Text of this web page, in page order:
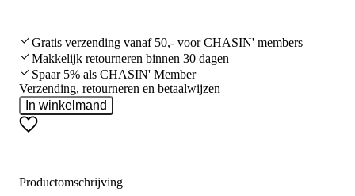
Gratis verzending vanaf 50,- voor CHASIN' members
Makkelijk retourneren binnen 30 dagen
Spaar 5% als CHASIN' Member
Verzending, retourneren en betaalwijzen
In winkelmand
Productomschrijving